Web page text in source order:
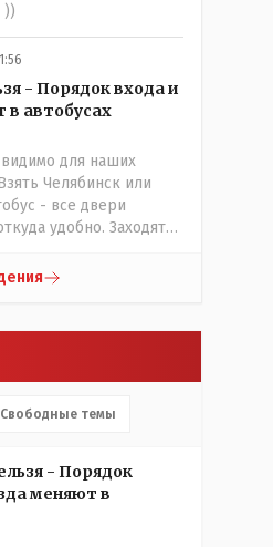
))
- Порядок входа и
автобусах
для наших
Челябинск или
- все двери
удобно. Заходят
либо кондуктор
- несомненно
можно
водитель должен и
контролировать , и (в
с регрессом рука об
умудряемся
Свободные темы
- Порядок
меняют в